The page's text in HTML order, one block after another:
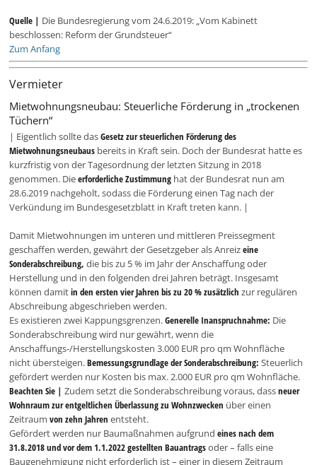
Quelle | Die Bundesregierung vom 24.6.2019: „Vom Kabinett
beschlossen: Reform der Grundsteuer“
Zum Anfang
Vermieter
Mietwohnungsneubau: Steuerliche Förderung in „trockenen
Tüchern“
| Eigentlich sollte dasGesetz zur steuerlichen Förderung des
Mietwohnungsneubaus bereits in Kraft sein. Doch der Bundesrat hatte es
kurzfristig von der Tagesordnung der letzten Sitzung in 2018
genommen. Dieerforderliche Zustimmung hat der Bundesrat nun am
28.6.2019 nachgeholt, sodass die Förderung einen Tag nach der
Verkündung im Bundesgesetzblatt in Kraft treten kann. |
Damit Mietwohnungen im unteren und mittleren Preissegment
geschaffen werden, gewährt der Gesetzgeber als Anreizeine
Sonderabschreibung, die bis zu 5 % im Jahr der Anschaffung oder
Herstellung und in den folgenden drei Jahren beträgt. Insgesamt
können damitin den ersten vier Jahren bis zu 20 % zusätzlichzur regulären
Abschreibung abgeschrieben werden.
Es existieren zwei Kappungsgrenzen.Generelle Inanspruchnahme: Die
Sonderabschreibung wird nur gewährt, wenn die
Anschaffungs-/Herstellungskosten 3.000 EUR pro qm Wohnfläche
nicht übersteigen.Bemessungsgrundlage der Sonderabschreibung: Steuerlich
gefördert werden nur Kosten bis max. 2.000 EUR pro qm Wohnfläche.
Beachten Sie |Zudem setzt die Sonderabschreibung voraus, dassneuer
Wohnraum zur entgeltlichen Überlassung zu Wohnzwecken über einen
Zeitraumvon zehn Jahren entsteht.
Gefördert werden nur Baumaßnahmen aufgrundeines nach dem
31.8.2018 und vor dem 1.1.2022 gestellten Bauantragsoder – falls eine
Baugenehmigung nicht erforderlich ist – einer in diesem Zeitraum